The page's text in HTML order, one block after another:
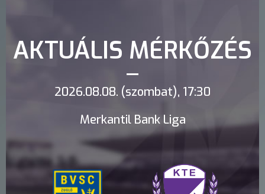
AKTUÁLIS MÉRKŐZÉS
2026.08.08. (szombat), 17:30
Merkantil Bank Liga